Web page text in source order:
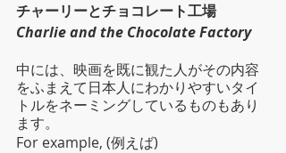
チャーリーとチョコレート工場
Charlie and the Chocolate Factory
中には、映画を既に観た人がその内容
をふまえて日本人にわかりやすいタイ
トルをネーミングしているものもあり
ます。
For example, (例えば)